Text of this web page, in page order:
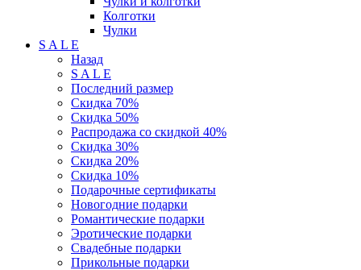
Колготки
Чулки
S A L E
Назад
S A L E
Последний размер
Скидка 70%
Скидка 50%
Распродажа со скидкой 40%
Скидка 30%
Скидка 20%
Скидка 10%
Подарочные сертификаты
Новогодние подарки
Романтические подарки
Эротические подарки
Свадебные подарки
Прикольные подарки